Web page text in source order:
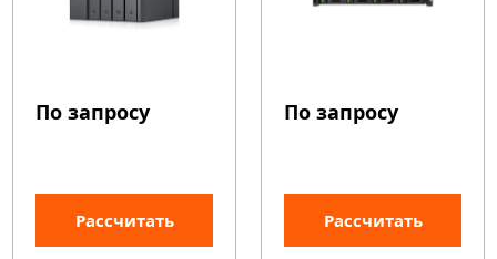
По запросу
Рассчитать
По запросу
Рассчитать